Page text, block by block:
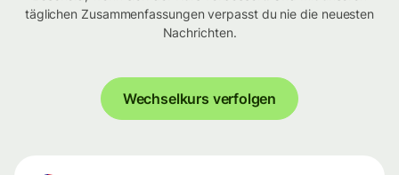
täglichen Zusammenfassungen verpasst du nie die neuesten
Nachrichten.
Wechselkurs verfolgen